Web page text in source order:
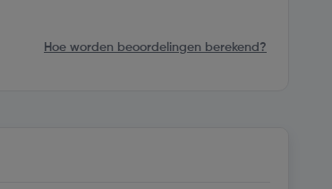
Hoe worden beoordelingen berekend?